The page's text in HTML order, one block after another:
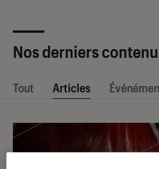
Nos derniers
Tout Articles